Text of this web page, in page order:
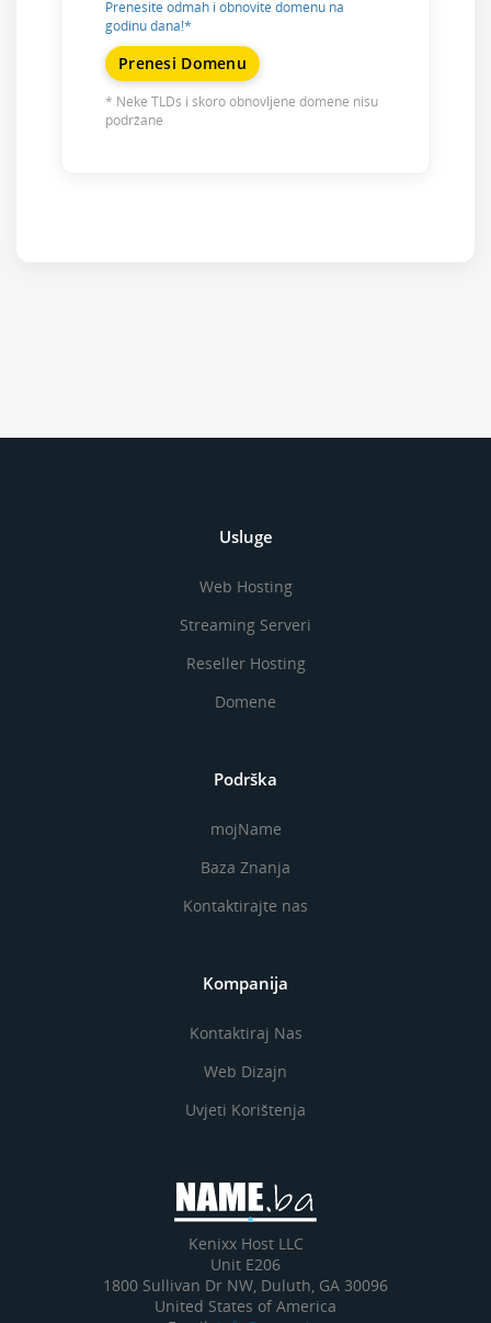
Prenesite odmah i obnovite domenu na
godinu dana!*
Prenesi Domenu
* Neke TLDs i skoro obnovljene domene nisu
podržane
Usluge
Web Hosting
Streaming Serveri
Reseller Hosting
Domene
Podrška
mojName
Baza Znanja
Kontaktirajte nas
Kompanija
Kontaktiraj Nas
Web Dizajn
Uvjeti Korištenja
Kenixx Host LLC
Unit E206
1800 Sullivan Dr NW, Duluth, GA 30096
United States of America